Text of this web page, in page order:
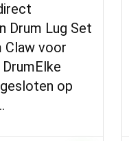
Drum Lug Set
Claw voor
op